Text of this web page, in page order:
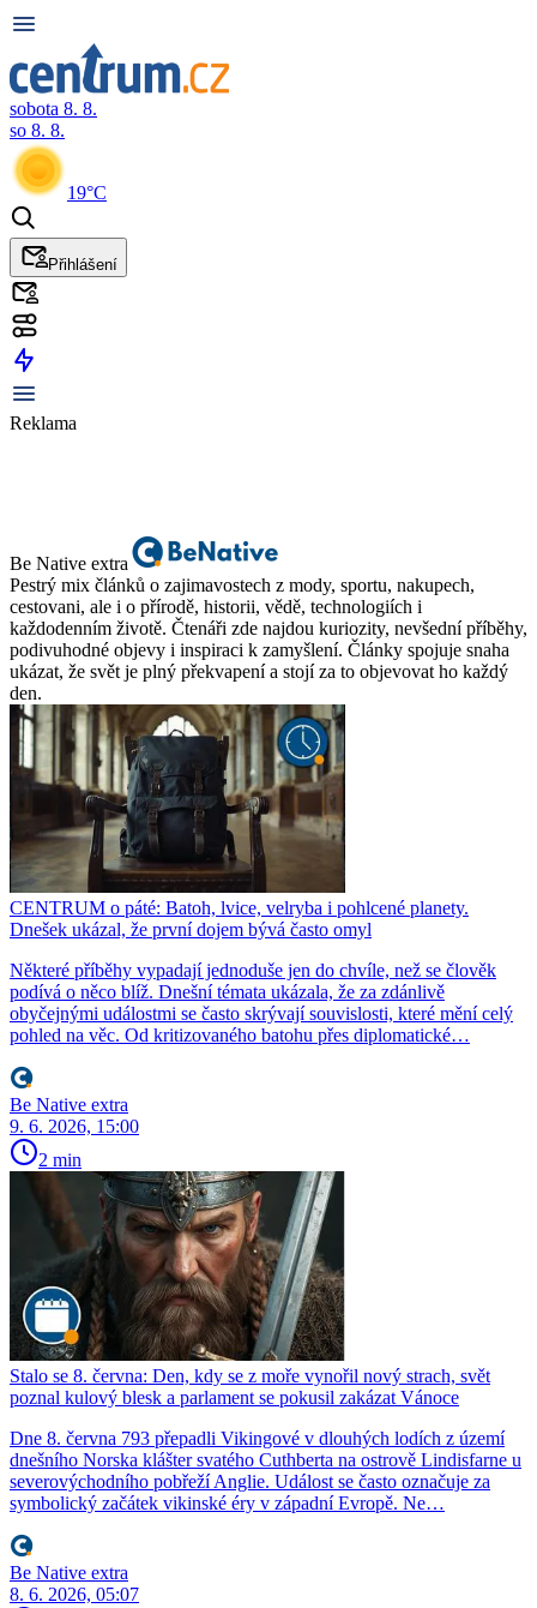
sobota 8. 8.
so 8. 8.
19°C
Přihlášení
Reklama
Be Native extra
Pestrý mix článků o zajimavostech z mody, sportu, nakupech,
cestovani, ale i o přírodě, historii, vědě, technologiích i
každodenním životě. Čtenáři zde najdou kuriozity, nevšední příběhy,
podivuhodné objevy i inspiraci k zamyšlení. Články spojuje snaha
ukázat, že svět je plný překvapení a stojí za to objevovat ho každý
den.
CENTRUM o páté: Batoh, lvice, velryba i pohlcené planety.
Dnešek ukázal, že první dojem bývá často omyl
Některé příběhy vypadají jednoduše jen do chvíle, než se člověk
podívá o něco blíž. Dnešní témata ukázala, že za zdánlivě
obyčejnými událostmi se často skrývají souvislosti, které mění celý
pohled na věc. Od kritizovaného batohu přes diplomatické…
Be Native extra
9. 6. 2026, 15:00
2 min
Stalo se 8. června: Den, kdy se z moře vynořil nový strach, svět
poznal kulový blesk a parlament se pokusil zakázat Vánoce
Dne 8. června 793 přepadli Vikingové v dlouhých lodích z území
dnešního Norska klášter svatého Cuthberta na ostrově Lindisfarne u
severovýchodního pobřeží Anglie. Událost se často označuje za
symbolický začátek vikinské éry v západní Evropě. Ne…
Be Native extra
8. 6. 2026, 05:07